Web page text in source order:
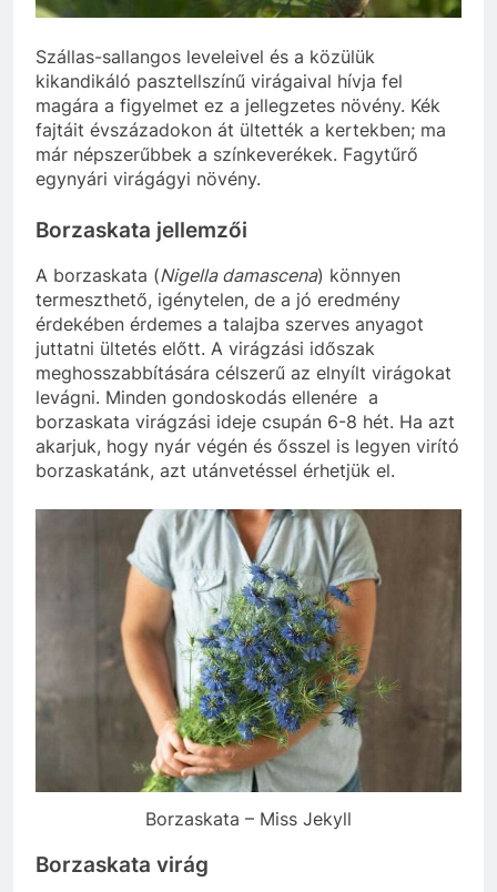
Szállas-sallangos leveleivel és a közülük
kikandikáló pasztellszínű virágaival hívja fel
magára a figyelmet ez a jellegzetes növény. Kék
fajtáit évszázadokon át ültették a kertekben; ma
már népszerűbbek a színkeverékek. Fagytűrő
egynyári virágágyi növény.
Borzaskata jellemzői
A borzaskata (Nigella damascena) könnyen
termeszthető, igénytelen, de a jó eredmény
érdekében érdemes a talajba szerves anyagot
juttatni ültetés előtt. A virágzási időszak
meghosszabbítására célszerű az elnyílt virágokat
levágni. Minden gondoskodás ellenére a
borzaskata virágzási ideje csupán 6-8 hét. Ha azt
akarjuk, hogy nyár végén és ősszel is legyen virító
borzaskatánk, azt utánvetéssel érhetjük el.
Borzaskata – Miss Jekyll
Borzaskata virág